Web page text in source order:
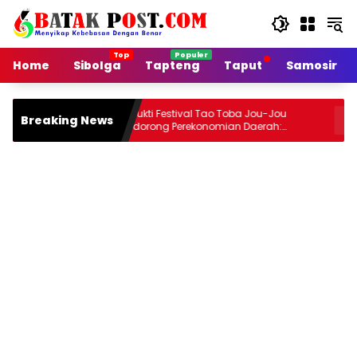
Langsung
konten
Home
Sibolga Tapteng Taput Samosir
Breaking News
Terbukti Festival Tao Toba Jou-Jou
Pendorong Perekonomian Daerah:
Transaksi Penjualan UMKM Rp6,05 Miliar
Jou 2026: